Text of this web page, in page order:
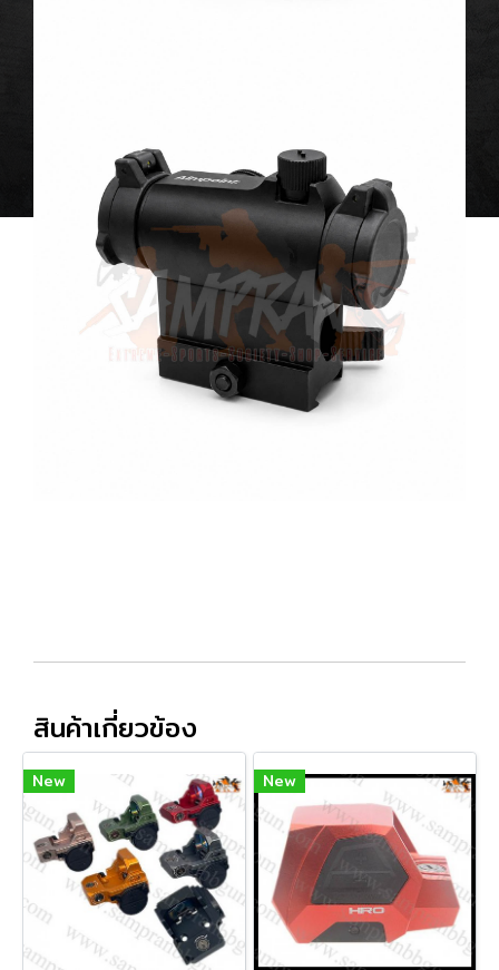
สินค้าเกี่ยวข้อง
New New